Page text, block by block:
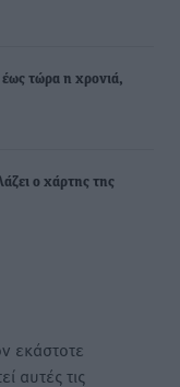
τώρα η χρονιά,
ο χάρτης της
εκάστοτε
αυτές τις